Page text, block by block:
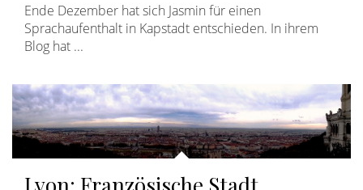
Ende Dezember hat sich Jasmin für einen
Sprachaufenthalt in Kapstadt entschieden. In ihrem
Blog hat ...